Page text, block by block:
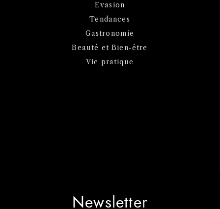
Evasion
Tendances
Gastronomie
Beauté et Bien-être
Vie pratique
Newsletter